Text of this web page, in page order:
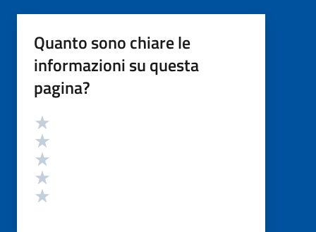
Quanto sono chiare le
informazioni su questa
pagina?
Valutazione